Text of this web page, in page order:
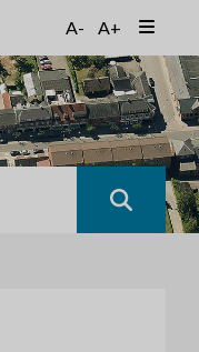
A- A+